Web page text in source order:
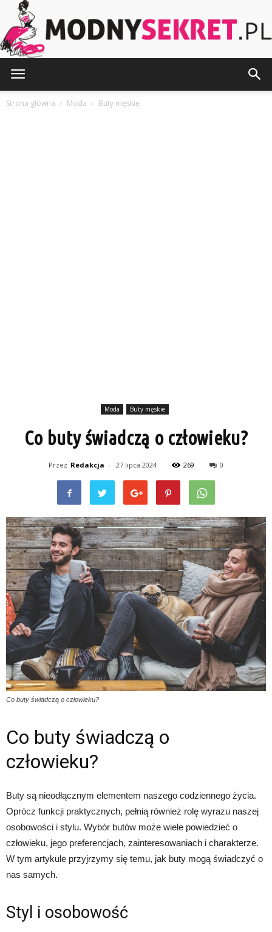
Strona główna Moda Buty męskie
Moda Buty męskie
Co buty świadczą o człowieku?
Przez Redakcja - 27 lipca 2024 269 0
Co buty świadczą o człowieku?
Co buty świadczą o
człowieku?
Buty są nieodłącznym elementem naszego codziennego życia.
Oprócz funkcji praktycznych, pełnią również rolę wyrazu naszej
osobowości i stylu. Wybór butów może wiele powiedzieć o
człowieku, jego preferencjach, zainteresowaniach i charakterze.
W tym artykule przyjrzymy się temu, jak buty mogą świadczyć o
nas samych.
Styl i osobowość